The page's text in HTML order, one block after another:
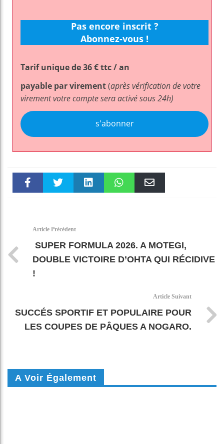
Pas encore inscrit ?
Abonnez-vous !
Tarif unique de 36 € ttc / an
payable par virement(après vérification de votre
virement votre compte sera activé sous 24h)
s'abonner
Article Précédent
SUPER FORMULA 2026. A MOTEGI,
DOUBLE VICTOIRE D’OHTA QUI RÉCIDIVE
!
Article Suivant
SUCCÉS SPORTIF ET POPULAIRE POUR
LES COUPES DE PÂQUES A NOGARO.
A Voir Également